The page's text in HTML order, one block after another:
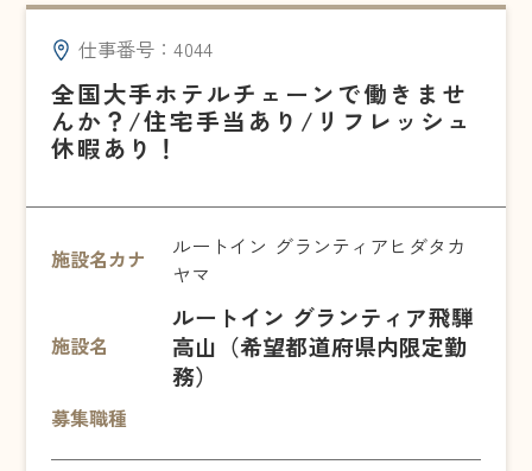
仕事番号：4044
全国大手ホテルチェーンで働きませ
んか？/住宅手当あり/リフレッシュ
休暇あり！
施設名カナ
ルートイン グランティアヒダタカ
ヤマ
施設名
ルートイン グランティア飛騨
高山（希望都道府県内限定勤
務）
募集職種